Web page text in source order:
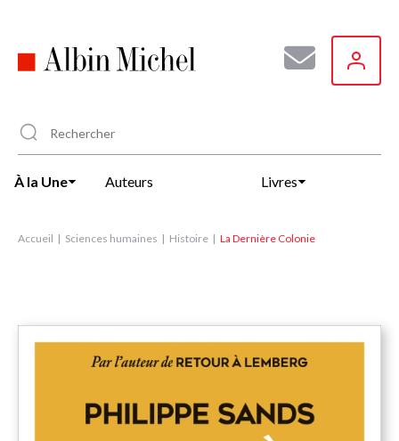
principal
À la Une Auteurs Livres
Accueil Sciences humaines Histoire La Dernière Colonie